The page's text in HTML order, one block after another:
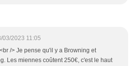
03/2023 11:05
/> Je pense qu'il y a Browning et
Les miennes coûtent 250€, c'est le haut